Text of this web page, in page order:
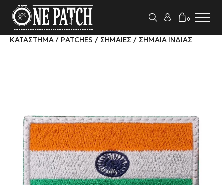
0
ΚΑΤΆΣΤΗΜΑ / PATCHES / ΣΗΜΑΊΕΣ / ΣΗΜΑΊΑ ΙΝΔΊΑΣ